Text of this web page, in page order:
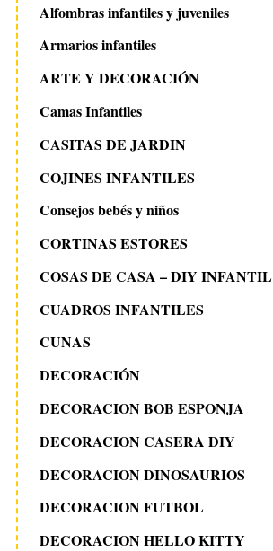
Alfombras infantiles y juveniles
Armarios infantiles
ARTE Y DECORACIÓN
Camas Infantiles
CASITAS DE JARDIN
COJINES INFANTILES
Consejos bebés y niños
CORTINAS ESTORES
COSAS DE CASA – DIY INFANTIL
CUADROS INFANTILES
CUNAS
DECORACIÓN
DECORACION BOB ESPONJA
DECORACION CASERA DIY
DECORACION DINOSAURIOS
DECORACION FUTBOL
DECORACION HELLO KITTY